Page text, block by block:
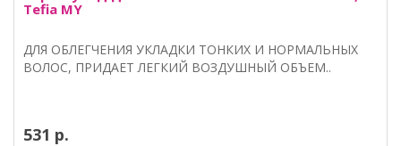
Tefia MY
ДЛЯ ОБЛЕГЧЕНИЯ УКЛАДКИ ТОНКИХ И НОРМАЛЬНЫХ
ВОЛОС, ПРИДАЕТ ЛЕГКИЙ ВОЗДУШНЫЙ ОБЪЕМ..
531 р.